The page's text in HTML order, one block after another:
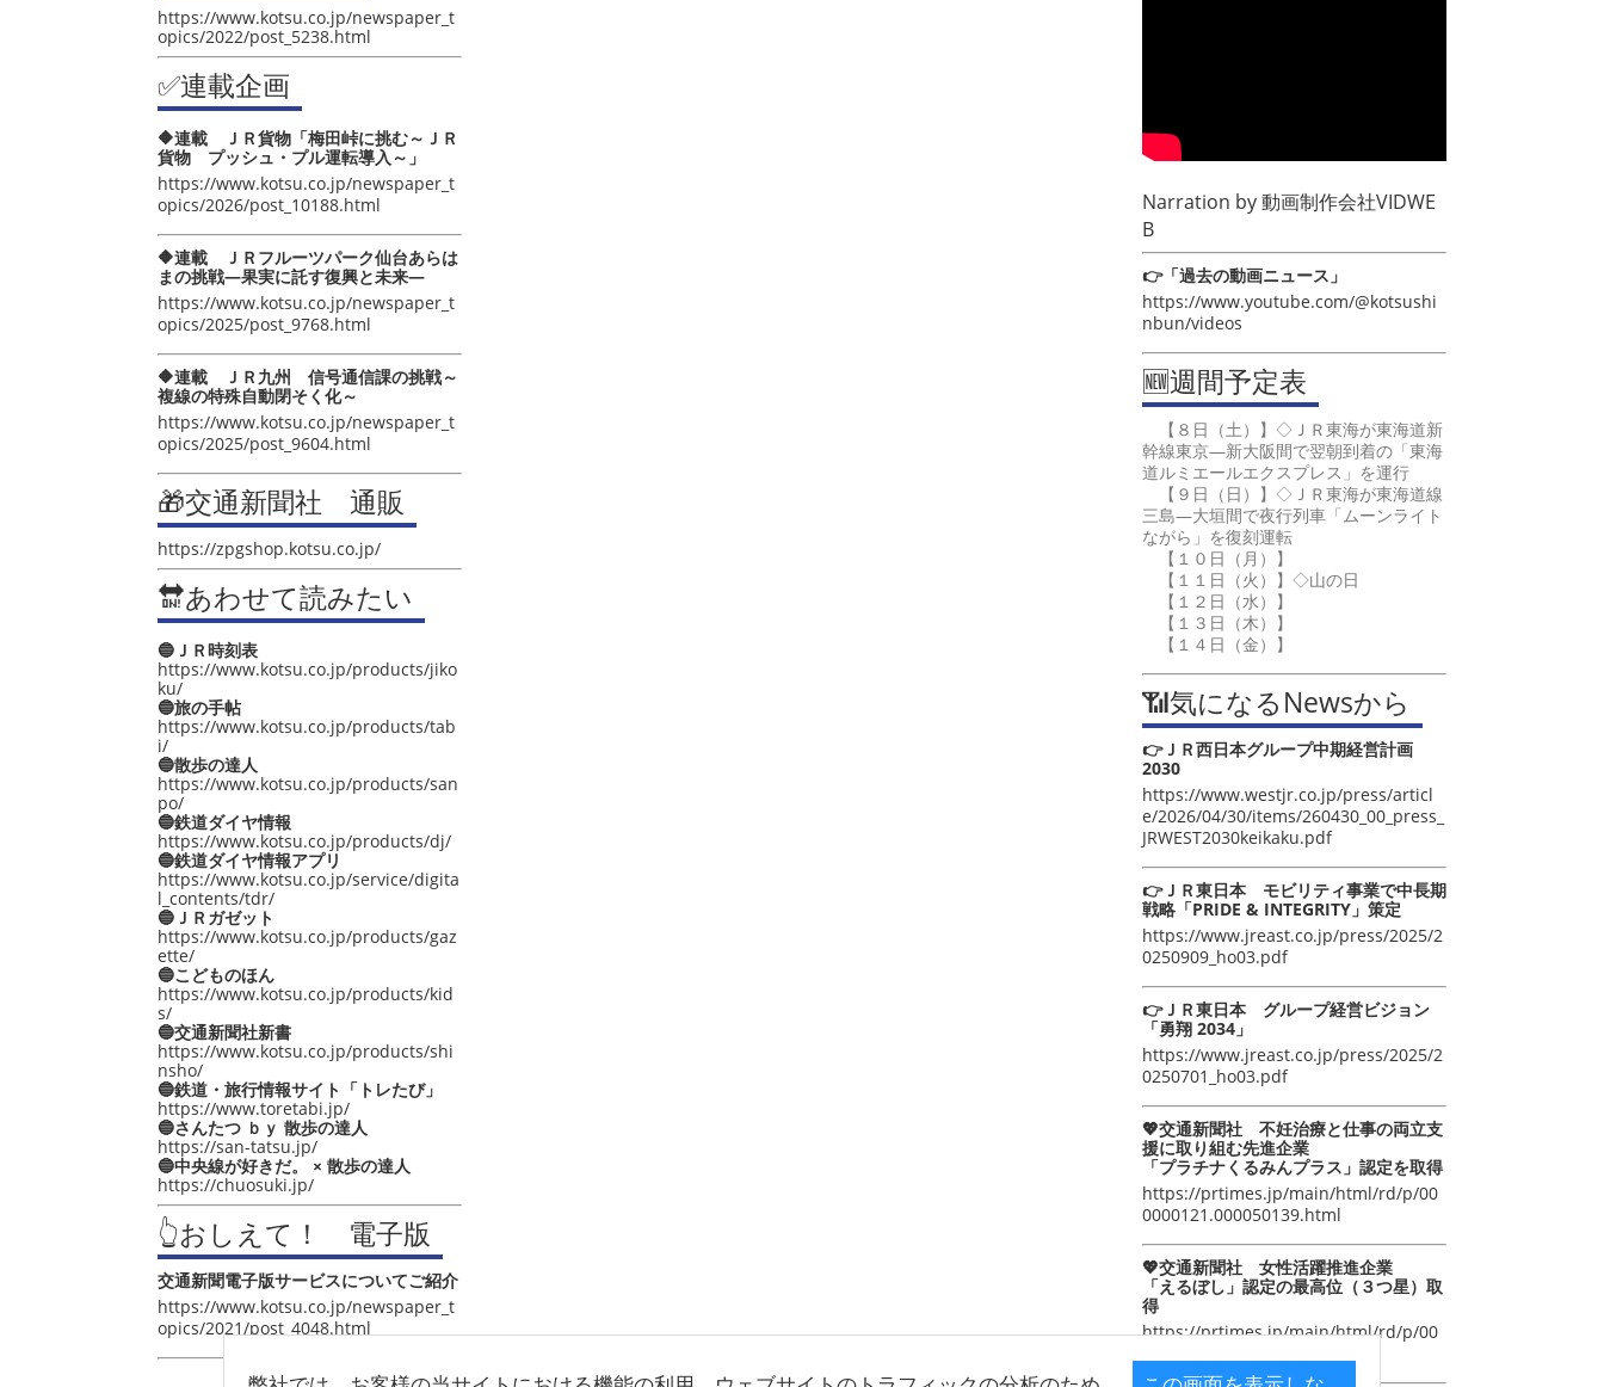
https://www.kotsu.co.jp/newspaper_t
opics/2022/post_5238.html
✅連載企画
🔶連載 ＪＲ貨物「梅田峠に挑む～ＪＲ
貨物 プッシュ・プル運転導入～」
https://www.kotsu.co.jp/newspaper_t
opics/2026/post_10188.html
🔶連載 ＪＲフルーツパーク仙台あらは
まの挑戦―果実に託す復興と未来―
https://www.kotsu.co.jp/newspaper_t
opics/2025/post_9768.html
🔶連載 ＪＲ九州 信号通信課の挑戦～
複線の特殊自動閉そく化～
https://www.kotsu.co.jp/newspaper_t
opics/2025/post_9604.html
🎁交通新聞社 通販
https://zpgshop.kotsu.co.jp/
🔛あわせて読みたい
🔵ＪＲ時刻表
https://www.kotsu.co.jp/products/jiko
ku/
🔵旅の手帖
https://www.kotsu.co.jp/products/tab
i/
🔵散歩の達人
https://www.kotsu.co.jp/products/san
po/
🔵鉄道ダイヤ情報
https://www.kotsu.co.jp/products/dj/
🔵鉄道ダイヤ情報アプリ
https://www.kotsu.co.jp/service/digita
l_contents/tdr/
🔵ＪＲガゼット
https://www.kotsu.co.jp/products/gaz
ette/
🔵こどものほん
https://www.kotsu.co.jp/products/kid
s/
🔵交通新聞社新書
https://www.kotsu.co.jp/products/shi
nsho/
🔵鉄道・旅行情報サイト「トレたび」
https://www.toretabi.jp/
🔵さんたつ ｂｙ 散歩の達人
https://san-tatsu.jp/
🔵中央線が好きだ。 × 散歩の達人
https://chuosuki.jp/
👆おしえて！ 電子版
交通新聞電子版サービスについてご紹介
https://www.kotsu.co.jp/newspaper_t
opics/2021/post_4048.html
Narration by動画制作会社VIDWE
B
👉「過去の動画ニュース」
https://www.youtube.com/@kotsushi
nbun/videos
🆕週間予定表
【８日（土）】◇ＪＲ東海が東海道新
幹線東京―新大阪間で翌朝到着の「東海
道ルミエールエクスプレス」を運行
【９日（日）】◇ＪＲ東海が東海道線
三島―大垣間で夜行列車「ムーンライト
ながら」を復刻運転
【１０日（月）】
【１１日（火）】◇山の日
【１２日（水）】
【１３日（木）】
【１４日（金）】
📶気になるNewsから
👉ＪＲ西日本グループ中期経営計画
2030
https://www.westjr.co.jp/press/articl
e/2026/04/30/items/260430_00_press_
JRWEST2030keikaku.pdf
👉ＪＲ東日本 モビリティ事業で中長期
戦略「PRIDE & INTEGRITY」策定
https://www.jreast.co.jp/press/2025/2
0250909_ho03.pdf
👉ＪＲ東日本 グループ経営ビジョン
「勇翔 2034」
https://www.jreast.co.jp/press/2025/2
0250701_ho03.pdf
💖交通新聞社 不妊治療と仕事の両立支
援に取り組む先進企業
「プラチナくるみんプラス」認定を取得
https://prtimes.jp/main/html/rd/p/00
0000121.000050139.html
💖交通新聞社 女性活躍推進企業
「えるぼし」認定の最高位（３つ星）取
得
https://prtimes.jp/main/html/rd/p/00